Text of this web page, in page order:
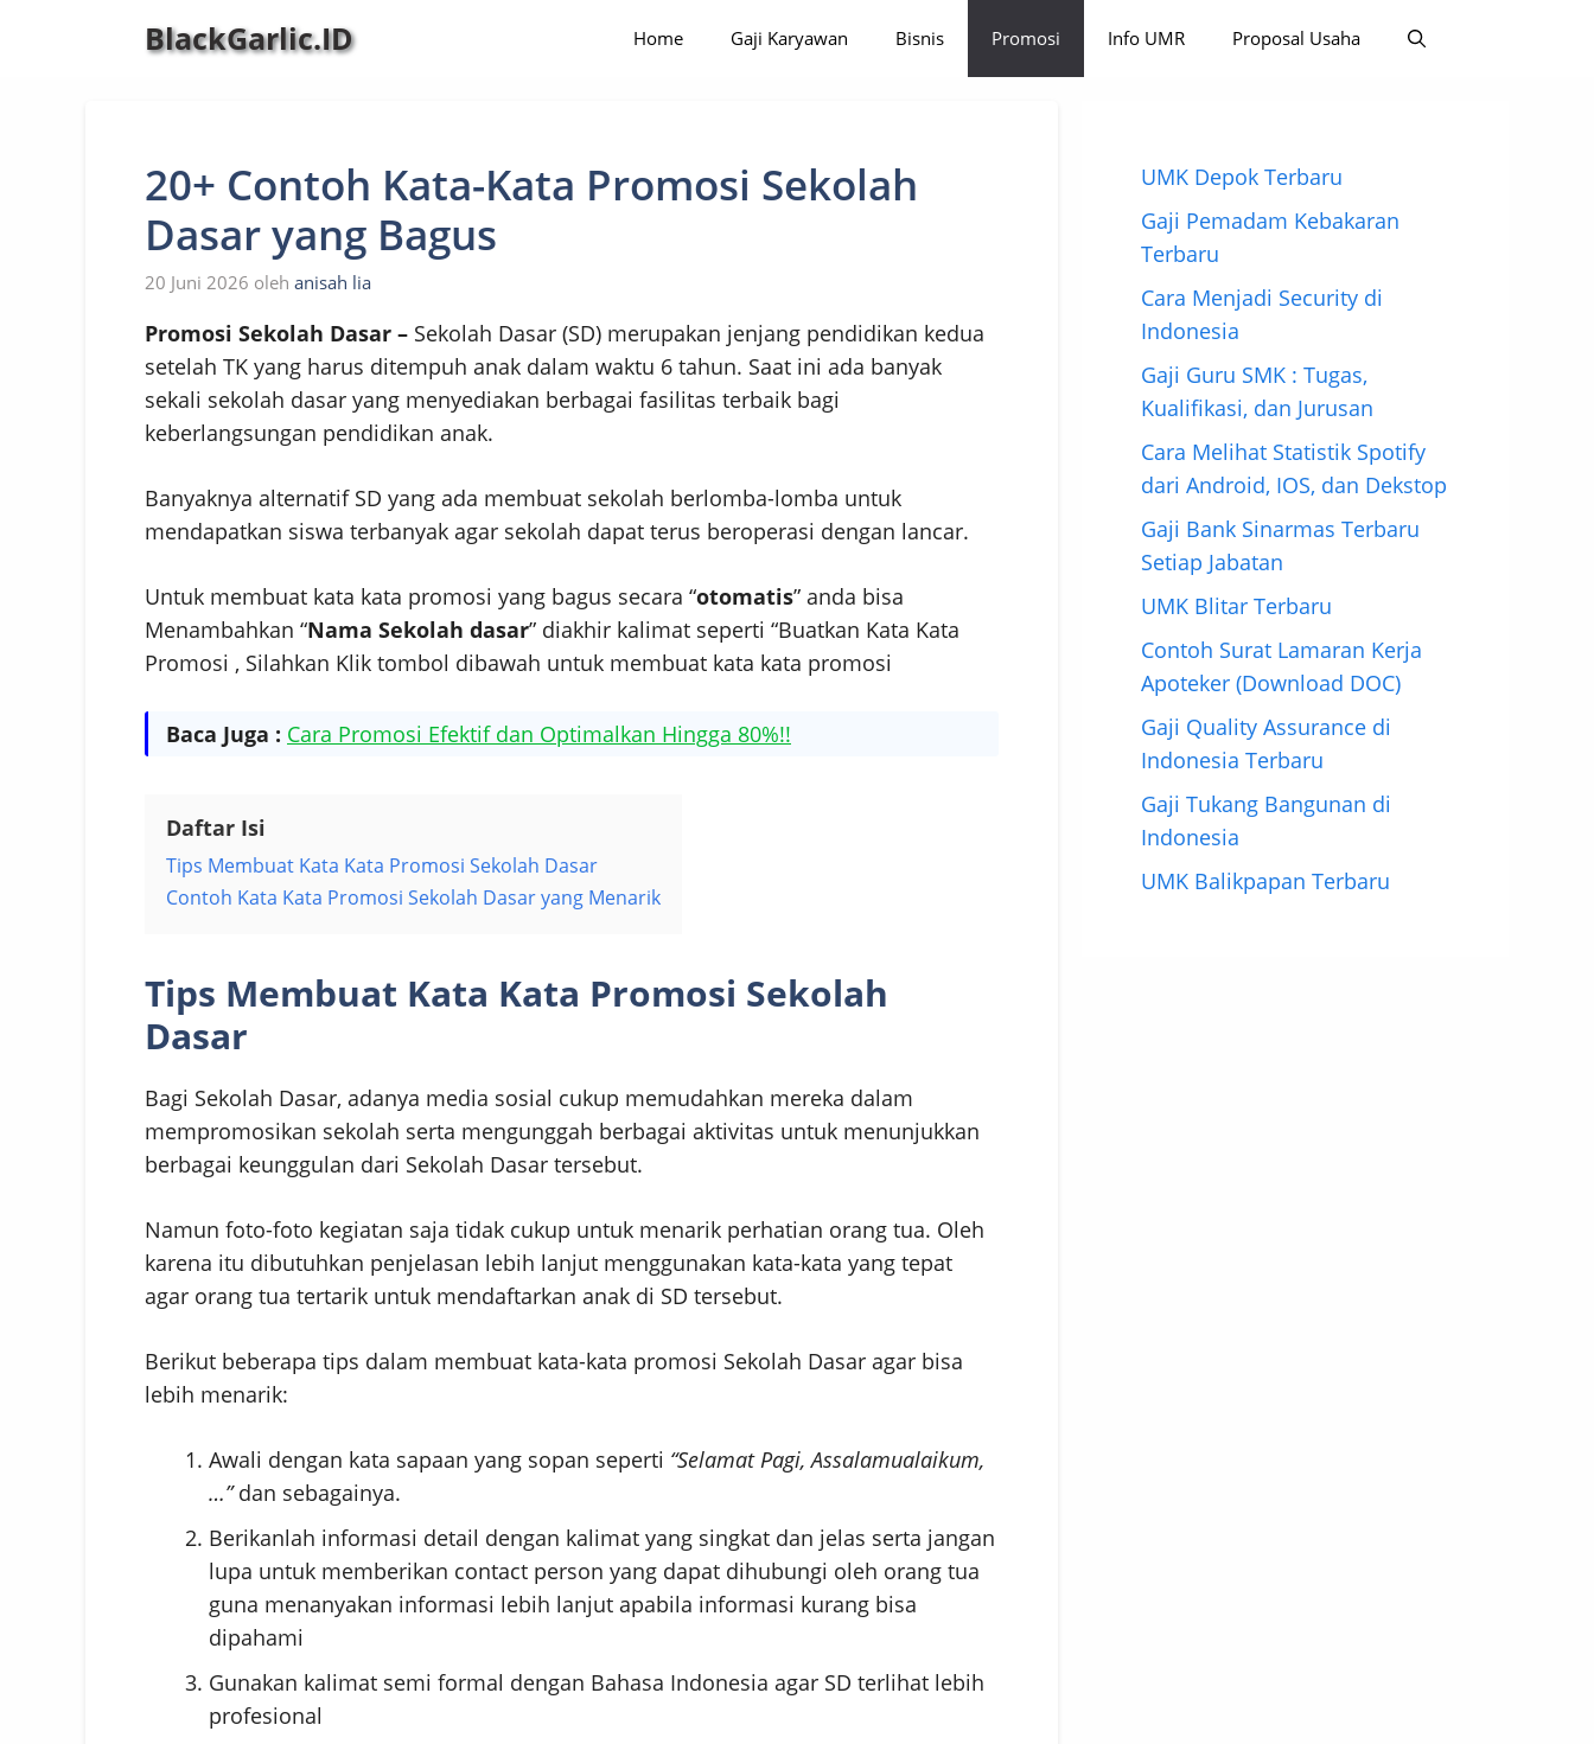
BlackGarlic.ID Home Gaji Karyawan Bisnis Promosi Info UMR Proposal Usaha
20+ Contoh Kata-Kata Promosi Sekolah
Dasar yang Bagus
20 Juni 2026 oleh anisah lia
Promosi Sekolah Dasar – Sekolah Dasar (SD) merupakan jenjang pendidikan kedua
setelah TK yang harus ditempuh anak dalam waktu 6 tahun. Saat ini ada banyak
sekali sekolah dasar yang menyediakan berbagai fasilitas terbaik bagi
keberlangsungan pendidikan anak.
Banyaknya alternatif SD yang ada membuat sekolah berlomba-lomba untuk
mendapatkan siswa terbanyak agar sekolah dapat terus beroperasi dengan lancar.
Untuk membuat kata kata promosi yang bagus secara “otomatis” anda bisa
Menambahkan “Nama Sekolah dasar” diakhir kalimat seperti “Buatkan Kata Kata
Promosi , Silahkan Klik tombol dibawah untuk membuat kata kata promosi
Baca Juga : Cara Promosi Efektif dan Optimalkan Hingga 80%!!
Daftar Isi
Tips Membuat Kata Kata Promosi Sekolah Dasar
Contoh Kata Kata Promosi Sekolah Dasar yang Menarik
Tips Membuat Kata Kata Promosi Sekolah
Dasar
Bagi Sekolah Dasar, adanya media sosial cukup memudahkan mereka dalam
mempromosikan sekolah serta mengunggah berbagai aktivitas untuk menunjukkan
berbagai keunggulan dari Sekolah Dasar tersebut.
Namun foto-foto kegiatan saja tidak cukup untuk menarik perhatian orang tua. Oleh
karena itu dibutuhkan penjelasan lebih lanjut menggunakan kata-kata yang tepat
agar orang tua tertarik untuk mendaftarkan anak di SD tersebut.
Berikut beberapa tips dalam membuat kata-kata promosi Sekolah Dasar agar bisa
lebih menarik:
Awali dengan kata sapaan yang sopan seperti “Selamat Pagi, Assalamualaikum,
…”dan sebagainya.
Berikanlah informasi detail dengan kalimat yang singkat dan jelas serta jangan
lupa untuk memberikan contact person yang dapat dihubungi oleh orang tua
guna menanyakan informasi lebih lanjut apabila informasi kurang bisa
dipahami
Gunakan kalimat semi formal dengan Bahasa Indonesia agar SD terlihat lebih
profesional
UMK Depok Terbaru
Gaji Pemadam Kebakaran
Terbaru
Cara Menjadi Security di
Indonesia
Gaji Guru SMK : Tugas,
Kualifikasi, dan Jurusan
Cara Melihat Statistik Spotify
dari Android, IOS, dan Dekstop
Gaji Bank Sinarmas Terbaru
Setiap Jabatan
UMK Blitar Terbaru
Contoh Surat Lamaran Kerja
Apoteker (Download DOC)
Gaji Quality Assurance di
Indonesia Terbaru
Gaji Tukang Bangunan di
Indonesia
UMK Balikpapan Terbaru